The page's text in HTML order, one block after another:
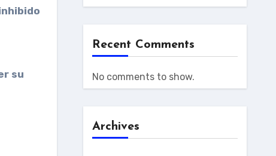
su
Recent Comments
No comments to show.
Archives